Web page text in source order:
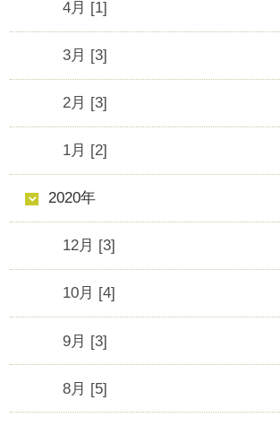
4月 [1]
3月 [3]
2月 [3]
1月 [2]
2020年
12月 [3]
10月 [4]
9月 [3]
8月 [5]